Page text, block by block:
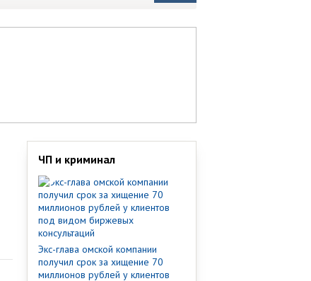
ЧП и криминал
Экс-глава омской компании
получил срок за хищение 70
миллионов рублей у клиентов